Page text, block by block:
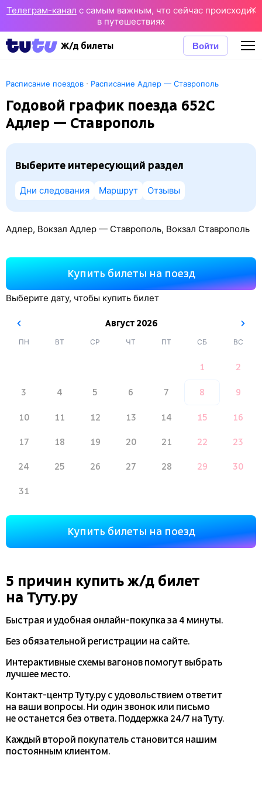
Телеграм-канал с самым важным, что сейчас происходит
в путешествиях
Ж/д билеты Войти
Расписание поездов · Расписание Адлер — Ставрополь
Годовой график поезда 652С
Адлер — Ставрополь
Выберите интересующий раздел
Дни следования Маршрут Отзывы
Адлер, Вокзал Адлер — Ставрополь, Вокзал Ставрополь
Купить билеты на поезд
Выберите дату, чтобы купить билет
Август2026
ПН ВТ СР ЧТ ПТ СБ ВС
1 2
3 4 5 6 7 8 9
10 11 12 13 14 15 16
17 18 19 20 21 22 23
24 25 26 27 28 29 30
31
Купить билеты на поезд
5 причин купить ж/д билет
на Туту.ру
Быстрая и удобная онлайн-покупказа 4 минуты.
Без обязательной регистрации на сайте.
Интерактивные схемы вагонов помогут выбрать
лучшее место.
Контакт-центр Туту.ру с удовольствием ответит
на ваши вопросы. Ни один звонок или письмо
не останется без ответа. Поддержка 24/7 на Туту.
Каждый второй покупатель становится нашим
постоянным клиентом.